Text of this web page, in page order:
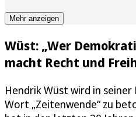
Mehr anzeigen
Wüst: „Wer
macht Recht und
Hendrik Wüst wird in
Wort „Zeitenwende“ zu